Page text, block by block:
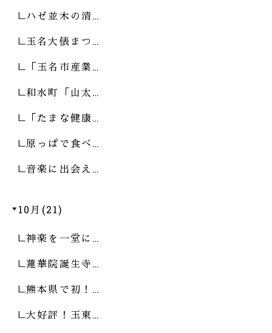
ハゼ並木の清…
玉名大俵まつ…
「玉名市産業…
和水町「山太…
「たまな健康…
原っぱで食べ…
音楽に出会え…
10月(21)
神楽を一堂に…
蓮華院誕生寺…
熊本県で初！…
大好評！玉東…